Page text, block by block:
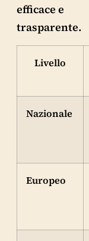
efficace e
trasparente.
Livello
Nazionale
Europeo